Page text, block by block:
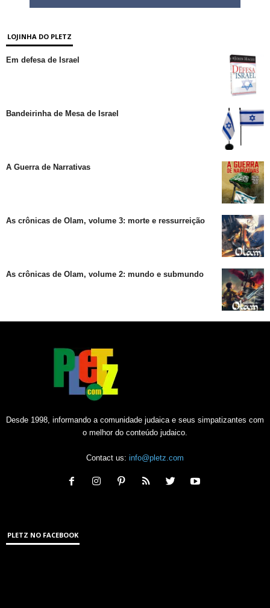
LOJINHA DO PLETZ
Em defesa de Israel
Bandeirinha de Mesa de Israel
A Guerra de Narrativas
As crônicas de Olam, volume 3: morte e ressurreição
As crônicas de Olam, volume 2: mundo e submundo
Desde 1998, informando a comunidade judaica e seus simpatizantes com
o melhor do conteúdo judaico.
Contact us: info@pletz.com
PLETZ NO FACEBOOK